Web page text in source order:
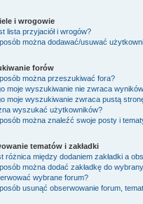
i wrogowie
lista przyjaciół i wrogów?
można dodawać/usuwać
forów
można przeszukiwać fora?
moje wyszukiwanie nie zwraca
moje wyszukiwanie zwraca pustą
wyszukać użytkowników?
można znaleźć swoje posty i
tematów i zakładki
różnica między dodaniem zakładki a
można dodać zakładkę do
wybrane forum?
usunąć obserwowanie forum,